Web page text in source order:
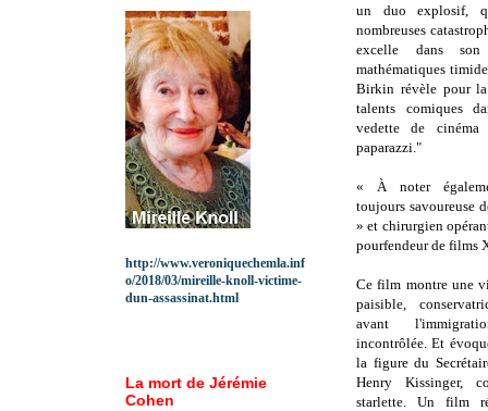
un duo explosif,
nombreuses
excelle dans son
mathématiques
Birkin révèle pour
talents comiques
vedette de cinéma
paparazzi."
« À noter
toujours savoureuse
» et chirurgien
pourfendeur de films
Ce film montre une
paisible,
avant
incontrôlée. Et
la figure du
Henry Kissinger,
starlette. Un film
http://www.veroniquechemla.inf
o/2018/03/mireille-knoll-victime-
dun-assassinat.html
La mort de Jérémie
Cohen